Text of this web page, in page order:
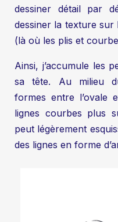
dessiner détail par
dessiner la texture sur
(là où les plis et
Ainsi, j’accumule les
sa tête. Au milieu
formes entre l’ovale
lignes courbes plus
peut légèrement
des lignes en forme